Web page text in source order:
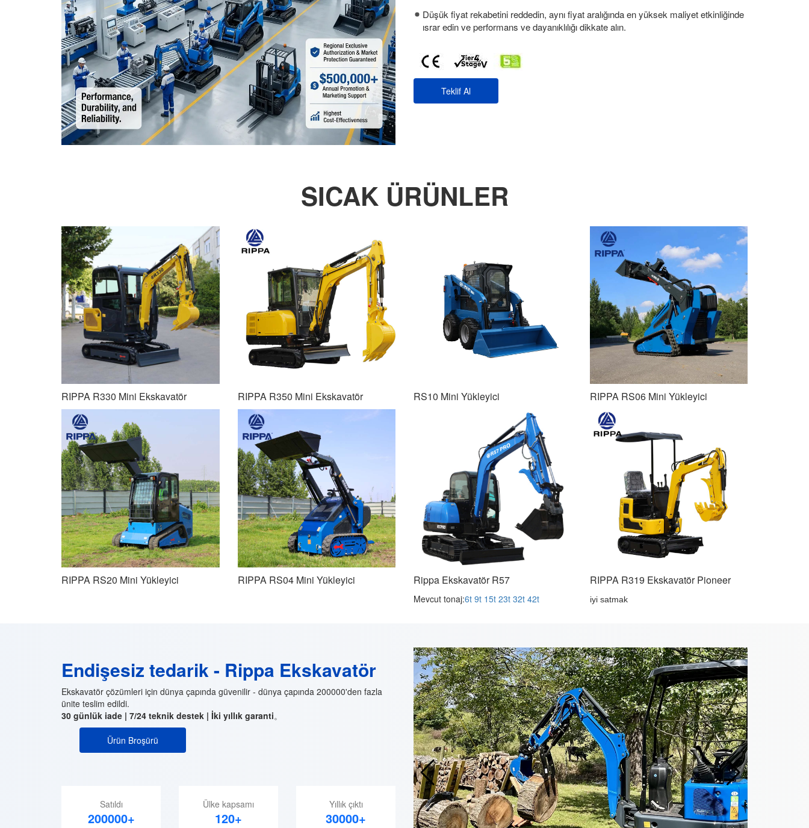
Düşük fiyat rekabetini reddedin, aynı fiyat aralığında en yüksek maliyet etkinliğinde
ısrar edin ve performans ve dayanıklılığı dikkate alın.
Teklif Al
SICAK ÜRÜNLER
RIPPA R330 Mini Ekskavatör RIPPA R350 Mini Ekskavatör RS10 Mini Yükleyici RIPPA RS06 Mini Yükleyici
RIPPA RS20 Mini Yükleyici RIPPA RS04 Mini Yükleyici Rippa Ekskavatör R57
Mevcut tonaj:6t 9t 15t 23t 32t 42t
RIPPA R319 Ekskavatör Pioneer
iyi satmak
Endişesiz tedarik - Rippa Ekskavatör
Ekskavatör çözümleri için dünya çapında güvenilir - dünya çapında 200000'den fazla
ünite teslim edildi.
30 günlük iade | 7/24 teknik destek | İki yıllık garanti。
Ürün Broşürü
Satıldı
200000+
Ülke kapsamı
120+
Yıllık çıktı
30000+